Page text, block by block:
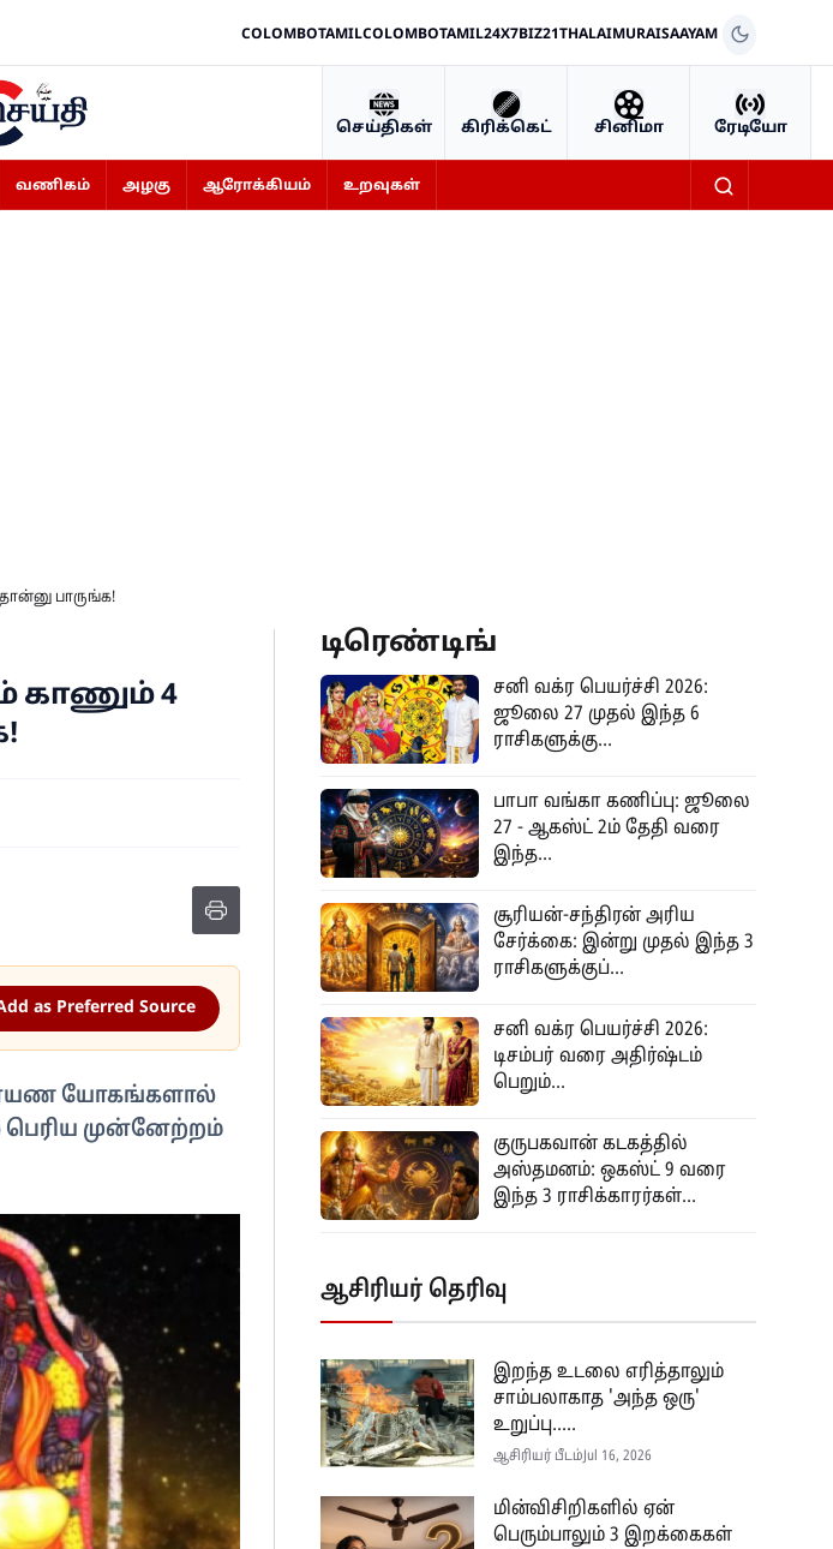
COLOMBOTAMILCOLOMBOTAMIL24X7BIZ21THALAIMURAISAAYAM
செய்திகள் கிரிக்கெட் சினிமா ரேடியோ
வணிகம் அழகு ஆரோக்கியம் உறவுகள்
பாருங்க!
காணும் 4
as Preferred Source
யோகங்களால்
பெரிய முன்னேற்றம்
டிரெண்டிங்
சனி வக்ர பெயர்ச்சி 2026:
ஜூலை 27 முதல் இந்த 6
ராசிகளுக்கு...
பாபா வங்கா கணிப்பு: ஜூலை
27 - ஆகஸ்ட் 2ம் தேதி வரை
இந்த...
சூரியன்-சந்திரன் அரிய
சேர்க்கை: இன்று முதல் இந்த 3
ராசிகளுக்குப்...
சனி வக்ர பெயர்ச்சி 2026:
டிசம்பர் வரை அதிர்ஷ்டம்
பெறும்...
குருபகவான் கடகத்தில்
அஸ்தமனம்: ஒகஸ்ட் 9 வரை
இந்த 3 ராசிக்காரர்கள்...
ஆசிரியர் தெரிவு
இறந்த உடலை எரித்தாலும்
சாம்பலாகாத 'அந்த ஒரு'
உறுப்பு.....
ஆசிரியர் பீடம் Jul 16, 2026
மின்விசிறிகளில் ஏன்
பெரும்பாலும் 3 இறக்கைகள்